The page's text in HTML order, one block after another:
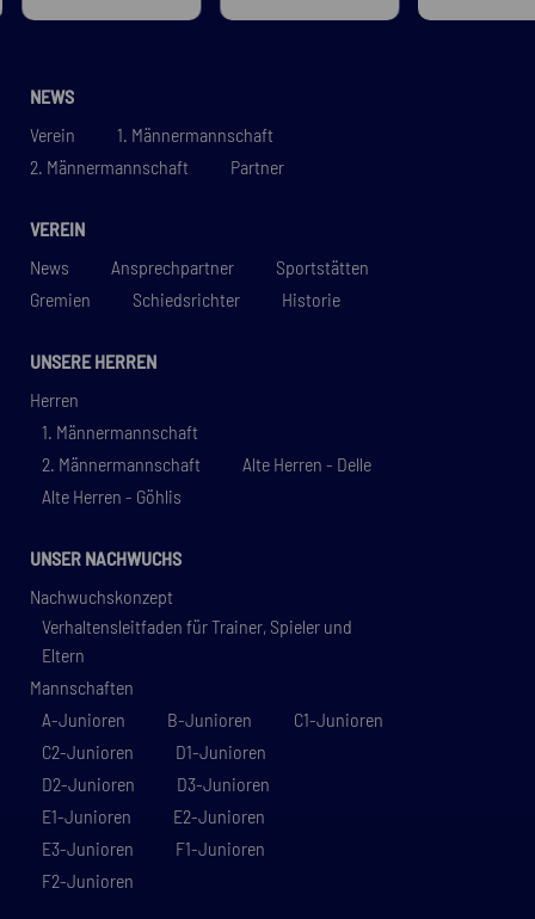
NEWS
Verein
1. Männermannschaft
2. Männermannschaft
Partner
VEREIN
News
Ansprechpartner
Sportstätten
Gremien
Schiedsrichter Historie
UNSERE HERREN
Herren
1. Männermannschaft
2. Männermannschaft
Alte Herren - Delle
Alte Herren - Göhlis
UNSER NACHWUCHS
Nachwuchskonzept
Verhaltensleitfaden für Trainer, Spieler und
Eltern
Mannschaften
A-Junioren
B-Junioren
C1-Junioren
C2-Junioren
D1-Junioren
D2-Junioren
D3-Junioren
E1-Junioren
E2-Junioren
E3-Junioren
F1-Junioren
F2-Junioren